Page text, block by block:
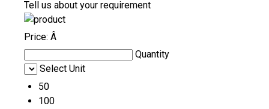
Tell us about your requirement
Price: Â
Quantity
Select Unit
50
100